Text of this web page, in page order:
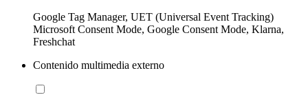
Google Tag Manager, UET (Universal Event Tracking)
Microsoft Consent Mode, Google Consent Mode, Klarna,
Freshchat
Contenido multimedia externo